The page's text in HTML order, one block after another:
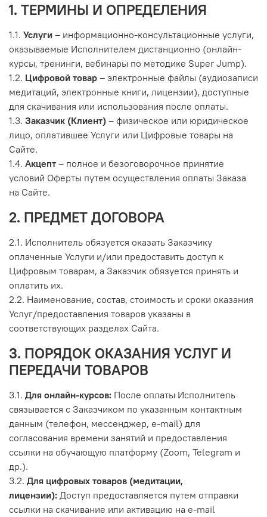
1. ТЕРМИНЫ И ОПРЕДЕЛЕНИЯ
1.1. Услуги – информационно-консультационные услуги,
оказываемые Исполнителем дистанционно (онлайн-
курсы, тренинги, вебинары по методике Super Jump).
1.2. Цифровой товар – электронные файлы (аудиозаписи
медитаций, электронные книги, лицензии), доступные
для скачивания или использования после оплаты.
1.3. Заказчик (Клиент) – физическое или юридическое
лицо, оплатившее Услуги или Цифровые товары на
Сайте.
1.4. Акцепт – полное и безоговорочное принятие
условий Оферты путем осуществления оплаты Заказа
на Сайте.
2. ПРЕДМЕТ ДОГОВОРА
2.1. Исполнитель обязуется оказать Заказчику
оплаченные Услуги и/или предоставить доступ к
Цифровым товарам, а Заказчик обязуется принять и
оплатить их.
2.2. Наименование, состав, стоимость и сроки оказания
Услуг/предоставления товаров указаны в
соответствующих разделах Сайта.
3. ПОРЯДОК ОКАЗАНИЯ УСЛУГ И
ПЕРЕДАЧИ ТОВАРОВ
3.1. Для онлайн-курсов: После оплаты Исполнитель
связывается с Заказчиком по указанным контактным
данным (телефон, мессенджер, e-mail) для
согласования времени занятий и предоставления
ссылки на обучающую платформу (Zoom, Telegram и
др.).
3.2. Для цифровых товаров (медитации,
лицензии): Доступ предоставляется путем отправки
ссылки на скачивание или активацию на e-mail